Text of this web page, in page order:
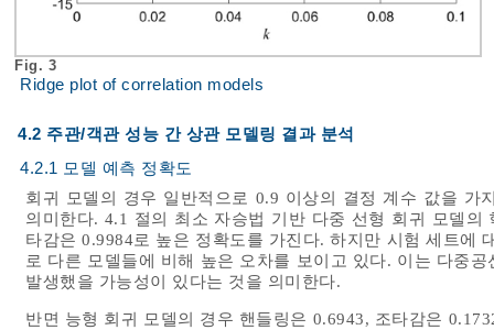
Fig. 3
Ridge plot of correlation models
4.2 주관/객관 성능 간 상관 모델링 결과 분석
4.2.1 모델 예측 정확도
회귀 모델의 경우 일반적으로 0.9 이상의 결정 계수 값을 가
의미한다. 4.1 절의 최소 자승법 기반 다중 선형 회귀 모델
타감은 0.9984로 높은 정확도를 가진다. 하지만 시험 세트에
로 다른 모델들에 비해 높은 오차를 보이고 있다. 이는 다중
발생했을 가능성이 있다는 것을 의미한다.
반면 능형 회귀 모델의 경우 핸들링은 0.6943, 조타감은